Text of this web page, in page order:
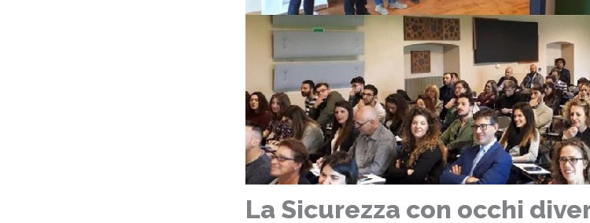
La Sicurezza con occhi